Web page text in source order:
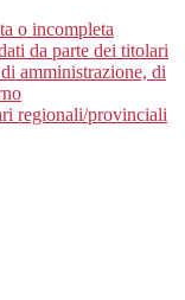
o incompleta
da parte dei titolari
amministrazione, di
regionali/provinciali